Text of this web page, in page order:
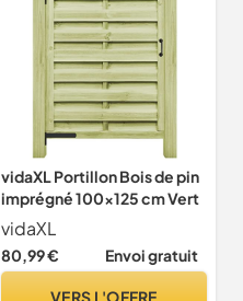
vidaXL Portillon Bois de pin
imprégné 100x125 cm Vert
vidaXL
80,99 € Envoi gratuit
VERS L'OFFRE